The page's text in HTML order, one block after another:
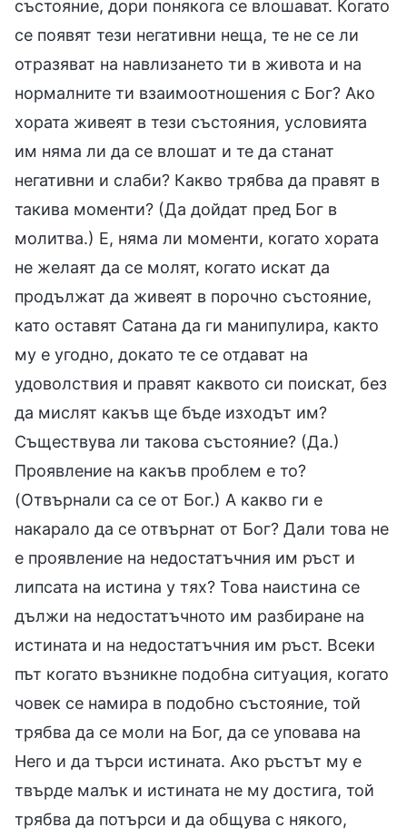
състояние, дори понякога се влошават. Когато
се появят тези негативни неща, те не се ли
отразяват на навлизането ти в живота и на
нормалните ти взаимоотношения с Бог? Ако
хората живеят в тези състояния, условията
им няма ли да се влошат и те да станат
негативни и слаби? Какво трябва да правят в
такива моменти? (Да дойдат пред Бог в
молитва.) Е, няма ли моменти, когато хората
не желаят да се молят, когато искат да
продължат да живеят в порочно състояние,
като оставят Сатана да ги манипулира, както
му е угодно, докато те се отдават на
удоволствия и правят каквото си поискат, без
да мислят какъв ще бъде изходът им?
Съществува ли такова състояние? (Да.)
Проявление на какъв проблем е то?
(Отвърнали са се от Бог.) А какво ги е
накарало да се отвърнат от Бог? Дали това не
е проявление на недостатъчния им ръст и
липсата на истина у тях? Това наистина се
дължи на недостатъчното им разбиране на
истината и на недостатъчния им ръст. Всеки
път когато възникне подобна ситуация, когато
човек се намира в подобно състояние, той
трябва да се моли на Бог, да се уповава на
Него и да търси истината. Ако ръстът му е
твърде малък и истината не му достига, той
трябва да потърси и да общува с някого,